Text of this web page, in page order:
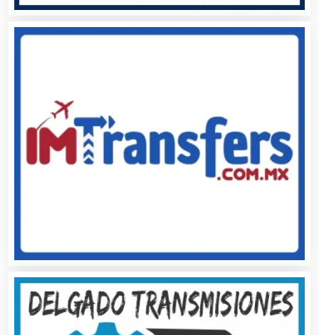
Arquitectos
Artesanías
Artículos de Piel
Artículos Deportivos